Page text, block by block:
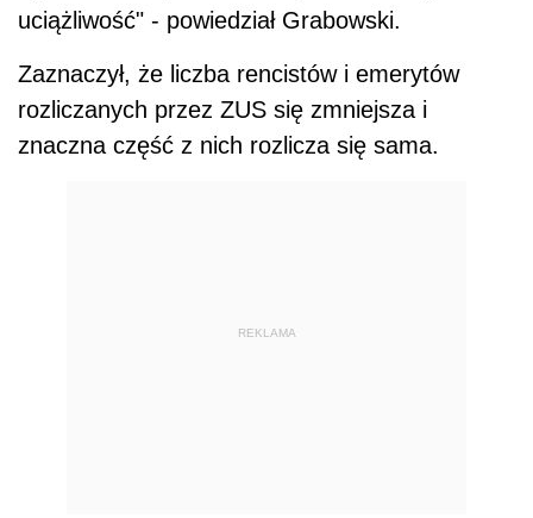
uciążliwość" - powiedział Grabowski.
Zaznaczył, że liczba rencistów i emerytów
rozliczanych przez ZUS się zmniejsza i
znaczna część z nich rozlicza się sama.
REKLAMA